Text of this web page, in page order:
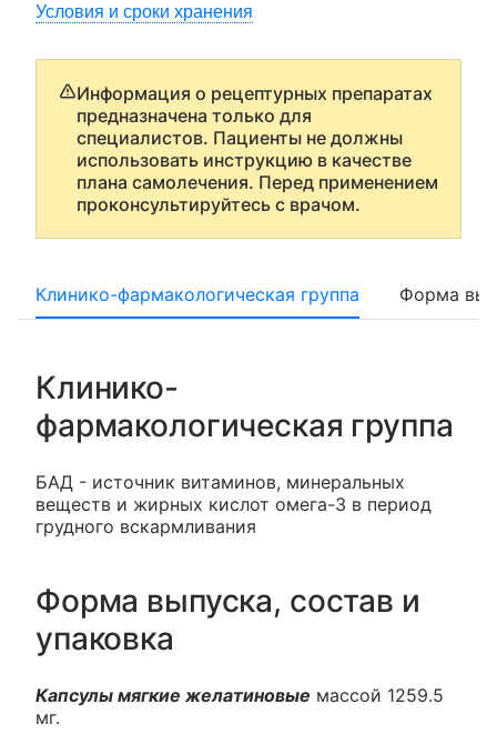
Условия и сроки хранения
Информация о рецептурных препаратах
предназначена только для
специалистов. Пациенты не должны
использовать инструкцию в качестве
плана самолечения. Перед применением
проконсультируйтесь с врачом.
Клинико-фармакологическая группа Форма
Клинико-
фармакологическая группа
БАД - источник витаминов, минеральных
веществ и жирных кислот омега-3 в период
грудного вскармливания
Форма выпуска, состав и
упаковка
Капсулы мягкие желатиновые массой 1259.5
мг.